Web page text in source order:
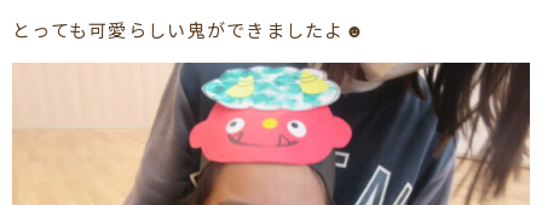
とっても可愛らしい鬼ができましたよ☻